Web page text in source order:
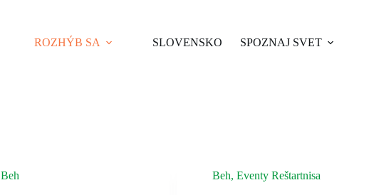
ROZHÝB SA
SLOVENSKO SPOZNAJ SVET
Beh Beh, Eventy Reštartnisa